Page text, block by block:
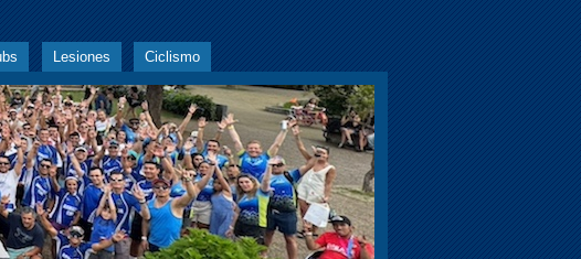
Lesiones Ciclismo